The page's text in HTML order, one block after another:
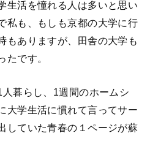
生活を憧れる人は多いと思い
私も、もしも京都の大学に行
もありますが、田舎の大学も
たです。
暮らし、1週間のホームシ
大学生活に慣れて言ってサー
していた青春の１ページが蘇